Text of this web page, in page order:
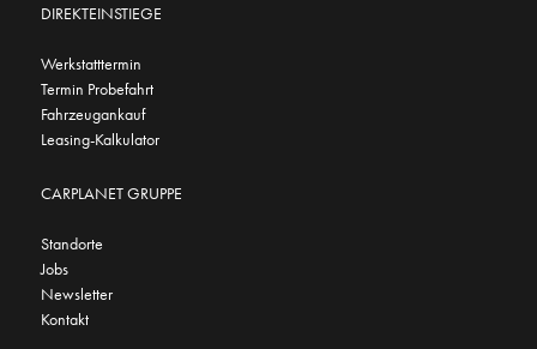
DIREKTEINSTIEGE
Werkstatttermin
Termin Probefahrt
Fahrzeugankauf
Leasing-Kalkulator
CARPLANET GRUPPE
Standorte
Jobs
Newsletter
Kontakt